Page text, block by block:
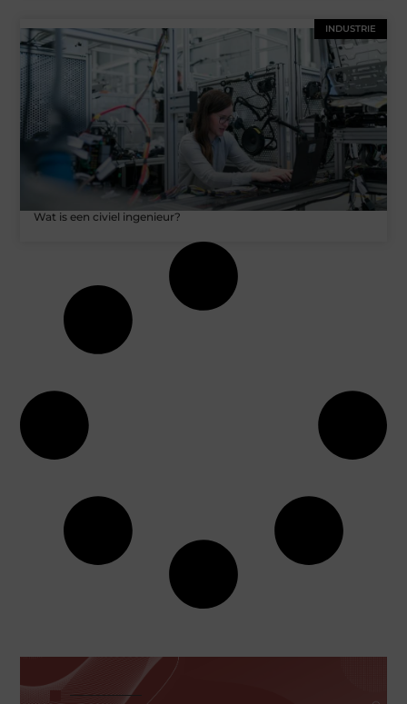
INDUSTRIE
Wat is een civiel ingenieur?